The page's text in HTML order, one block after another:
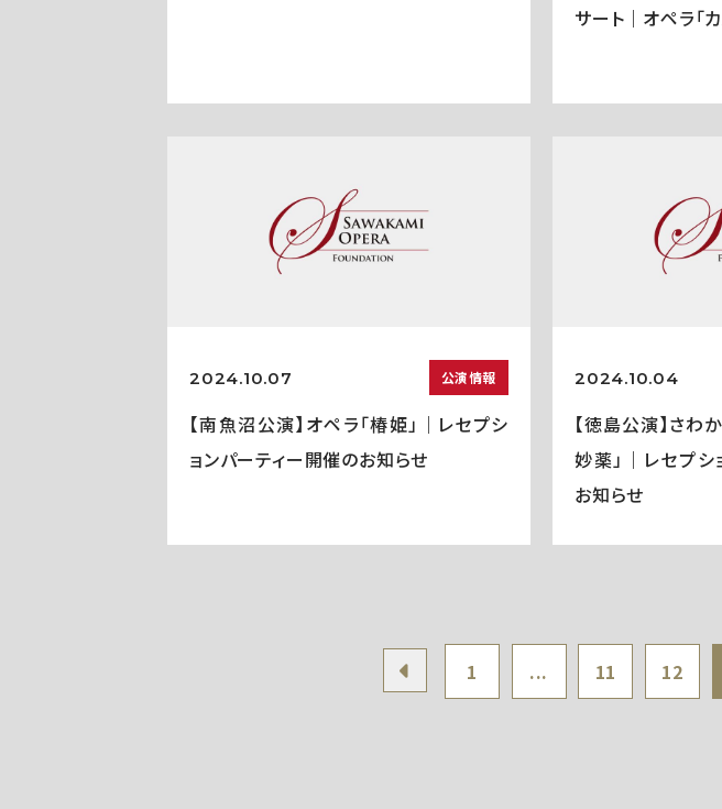
サート｜オペラ「
2024.10.07 公演情報
【南魚沼公演】オペラ「椿姫」｜レセプシ
ョンパーティー開催のお知らせ
2024.10.04
【徳島公演】さわ
妙薬」｜レセプ
お知らせ
1 ... 11 12